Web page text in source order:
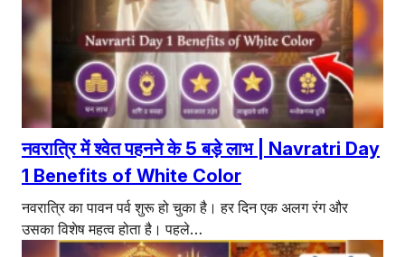
नवरात्रि में श्वेत पहनने के 5 बड़े लाभ | Navratri Day
1 Benefits of White Color
नवरात्रि का पावन पर्व शुरू हो चुका है। हर दिन एक अलग रंग और
उसका विशेष महत्व होता है। पहले…